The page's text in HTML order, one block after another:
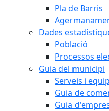
Pla de Barris
Dades
Població
Processos
Guia del municipi
Serveis i
Guia de
Guia